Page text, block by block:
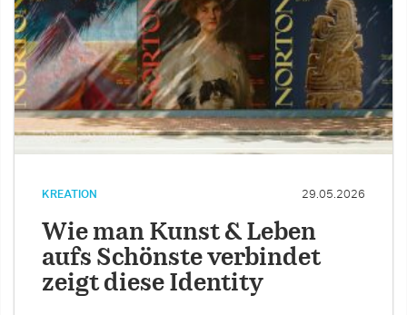
KREATION 29.05.2026
Wie man Kunst & Leben
aufs Schönste verbindet
zeigt diese Identity